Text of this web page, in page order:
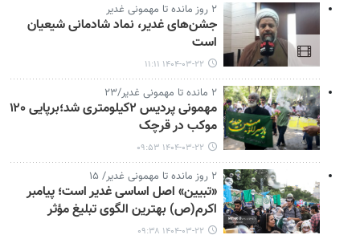
۲ روز مانده تا مهمونی غدیر
جشن‌های غدیر، نماد شادمانی شیعیان
است
۱۴۰۴-۰۳-۲۲ ۱۱:۱۱
۲ مانده تا مهمونی غدیر/۲۳
مهمونی پردیس ۲کیلومتری شد؛برپایی ۱۲۰
موکب در قرچک
۱۴۰۴-۰۳-۲۲ ۰۹:۵۳
۲ روز مانده تا مهمونی غدیر/ ۱۵
«تبیین» اصل اساسی غدیر است؛ پیامبر
اکرم(ص) بهترین الگوی تبلیغ مؤثر
۱۴۰۴-۰۳-۲۲ ۰۹:۳۸